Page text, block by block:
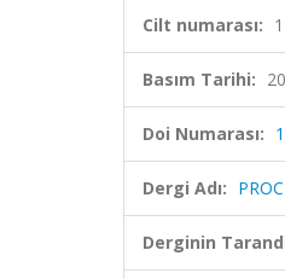
Cilt numarası:
Basım Tarihi:
Doi Numarası:
Dergi Adı:
Derginin